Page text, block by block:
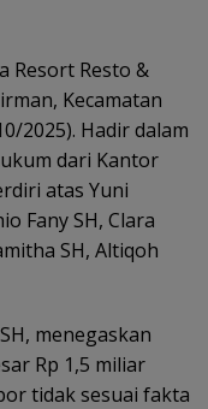
Resort Resto &
Kecamatan
2025). Hadir dalam
dari Kantor
atas Yuni
Fany SH, Clara
SH, Altiqoh
menegaskan
Rp 1,5 miliar
tidak sesuai fakta